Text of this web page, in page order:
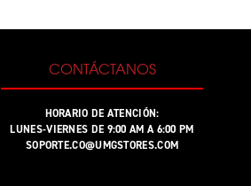
CONTÁCTANOS
HORARIO DE ATENCIÓN:
LUNES-VIERNES DE 9:00 AM A 6:00 PM
SOPORTE.CO@UMGSTORES.COM